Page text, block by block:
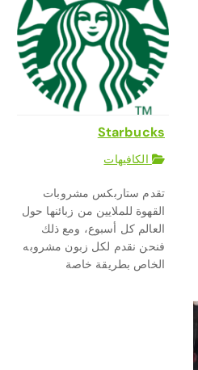
Starbucks
الكافيهات
تقدم ستاربكس مشروبات
القهوة للملايين من زبائنها حول
العالم كل أسبوع، ومع ذلك
فنحن نقدم لكل زبون مشروبه
الخاص بطريقة خاصة